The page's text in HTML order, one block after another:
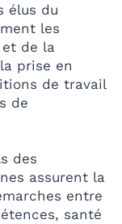
élus du
les
et de la
prise en
de travail
de
des
assurent la
entre
santé